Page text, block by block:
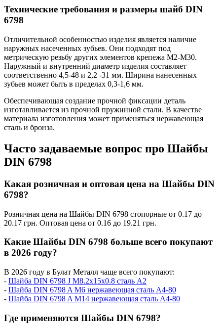
Технические требования и размеры шайб DIN
6798
Отличительной особенностью изделия является наличие
наружных насеченных зубьев. Они подходят под
метрическую резьбу других элементов крепежа М2-М30.
Наружный и внутренний диаметр изделия составляет
соответственно 4,5-48 и 2,2 -31 мм. Ширина нанесенных
зубьев может быть в пределах 0,3-1,6 мм.
Обеспечивающая создание прочной фиксации деталь
изготавливается из прочной пружинной стали. В качестве
материала изготовления может применяться нержавеющая
сталь и бронза.
Часто задаваемые вопрос про Шайбы
DIN 6798
Какая розничная и оптовая цена на Шайбы DIN
6798?
Розничная цена на Шайбы DIN 6798 стопорные от 0.17 до
20.17 грн. Оптовая цена от 0.16 до 19.21 грн.
Какие Шайбы DIN 6798 больше всего покупают
в 2026 году?
В 2026 году в Булат Металл чаще всего покупают:
- Шайба DIN 6798 J М8.2x15x0.8 сталь А2
- Шайба DIN 6798 A М6 нержавеющая сталь А4-80
- Шайба DIN 6798 A М14 нержавеющая сталь А4-80
Где применяются Шайбы DIN 6798?